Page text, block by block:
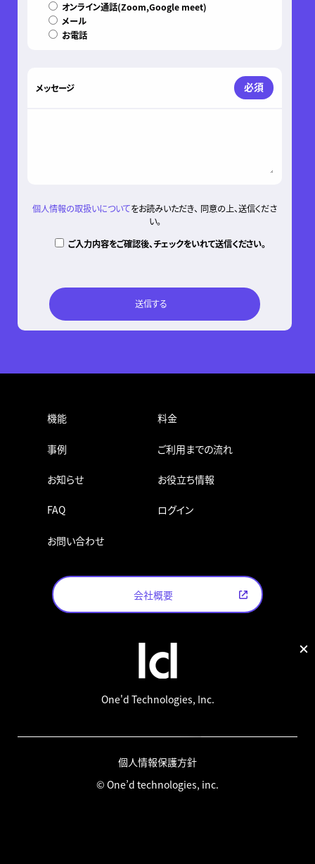
オンライン通話(Zoom,Google meet)
メール
お電話
メッセージ 必須
個人情報の取扱いについてをお読みいただき、 同意の上、送信くださ
い。
ご入力内容をご確認後、チェックをいれて送信ください。
機能 料金
事例 ご利用までの流れ
お知らせ お役立ち情報
FAQ ログイン
お問い合わせ
会社概要
One'd Technologies, Inc.
個人情報保護方針
© One’d technologies, inc.